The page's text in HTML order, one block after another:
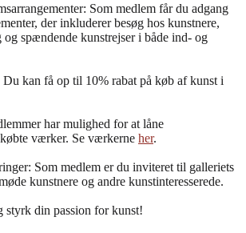
Som medlem får du adgang
der inkluderer besøg hos kunstnere,
og spændende kunstrejser i både ind- og
Du kan få op til 10% rabat på køb af kunst i
har mulighed for at låne
værker. Se værkerne her.
Som medlem er du inviteret til galleriets
kunstnere og andre kunstinteresserede.
styrk din passion for kunst!